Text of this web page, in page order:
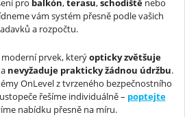
pro balkón,terasu,schodiště nebo
vám systém přesně podle vašich
a rozpočtu.
moderní prvek, kterýopticky zvětšuje
a nevyžaduje prakticky žádnou údržbu.
OnLevel z tvrzeného bezpečnostního
řešíme individuálně – poptejte
nabídku přesně na míru.